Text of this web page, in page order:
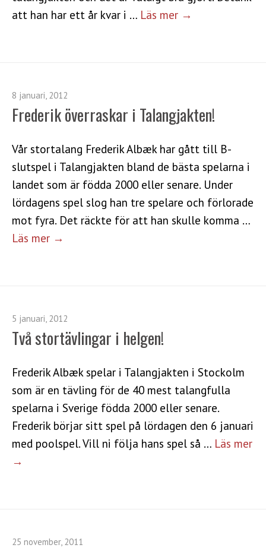
att han har ett år kvar i … Läs mer →
8 januari, 2012
Frederik överraskar i Talangjakten!
Vår stortalang Frederik Albæk har gått till B-
slutspel i Talangjakten bland de bästa spelarna i
landet som är födda 2000 eller senare. Under
lördagens spel slog han tre spelare och förlorade
mot fyra. Det räckte för att han skulle komma …
Läs mer →
5 januari, 2012
Två stortävlingar i helgen!
Frederik Albæk spelar i Talangjakten i Stockolm
som är en tävling för de 40 mest talangfulla
spelarna i Sverige födda 2000 eller senare.
Frederik börjar sitt spel på lördagen den 6 januari
med poolspel. Vill ni följa hans spel så … Läs mer
→
25 november, 2011